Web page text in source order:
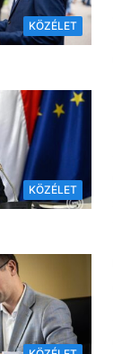
KÖZÉLET
KÖZÉLET